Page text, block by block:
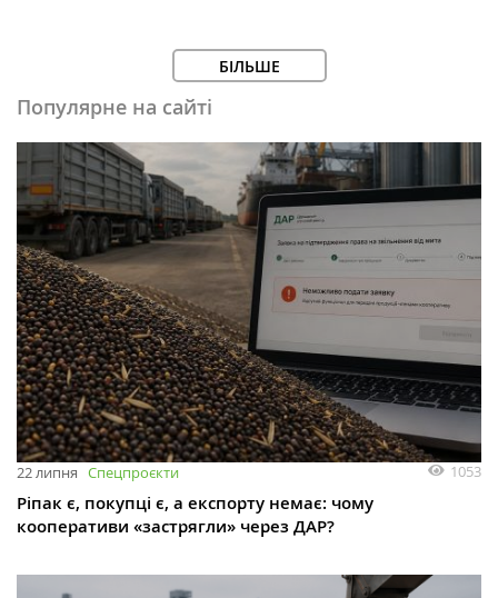
БІЛЬШЕ
Популярне на сайті
22 липня Спецпроєкти 1053
Ріпак є, покупці є, а експорту немає: чому
кооперативи «застрягли» через ДАР?